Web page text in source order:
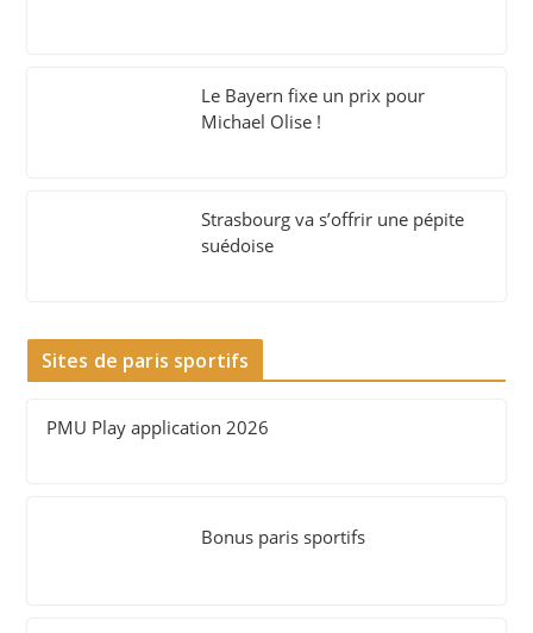
Le Bayern fixe un prix pour
Michael Olise !
Strasbourg va s’offrir une pépite
suédoise
Sites de paris sportifs
PMU Play application 2026
Bonus paris sportifs